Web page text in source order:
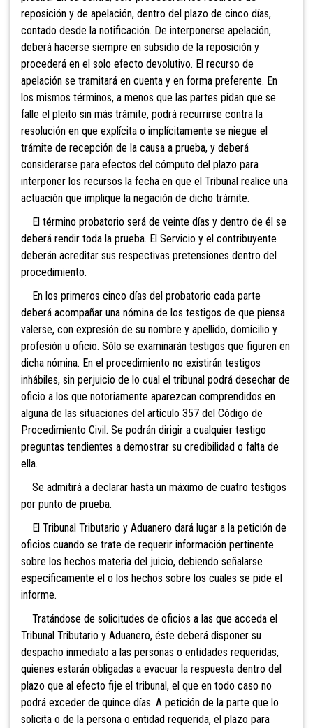
reposición y de apelación, dentro del plazo de cinco días,
contado desde la notificación. De interponerse apelación,
deberá hacerse siempre en subsidio de la reposición y
procederá en el solo efecto devolutivo. El recurso de
apelación se tramitará en cuenta y en forma preferente. En
los mismos términos, a menos que las partes pidan que se
falle el pleito sin más trámite, podrá recurrirse contra la
resolución en que explícita o implícitamente se niegue el
trámite de recepción de la causa a prueba, y deberá
considerarse para efectos del cómputo del plazo para
interponer los recursos la fecha en que el Tribunal realice una
actuación que implique la negación de dicho trámite.
El término probatorio será de veinte días y dentro de él se
deberá rendir toda la prueba. El Servicio y el contribuyente
deberán acreditar sus respectivas pretensiones dentro del
procedimiento.
En los primeros cinco días del probatorio cada parte
deberá acompañar una nómina de los testigos de que piensa
valerse, con expresión de su nombre y apellido, domicilio y
profesión u oficio. Sólo se examinarán testigos que figuren en
dicha nómina. En el procedimiento no existirán testigos
inhábiles, sin perjuicio de lo cual el tribunal podrá desechar de
oficio a los que notoriamente aparezcan comprendidos en
alguna de las situaciones del artículo 357 del Código de
Procedimiento Civil. Se podrán dirigir a cualquier testigo
preguntas tendientes a demostrar su credibilidad o falta de
ella.
Se admitirá a declarar hasta un máximo de cuatro testigos
por punto de prueba.
El Tribunal Tributario y Aduanero dará lugar a la petición de
oficios cuando se trate de requerir información pertinente
sobre los hechos materia del juicio, debiendo señalarse
específicamente el o los hechos sobre los cuales se pide el
informe.
Tratándose de solicitudes de oficios a las que acceda el
Tribunal Tributario y Aduanero, éste deberá disponer su
despacho inmediato a las personas o entidades requeridas,
quienes estarán obligadas a evacuar la respuesta dentro del
plazo que al efecto fije el tribunal, el que en todo caso no
podrá exceder de quince días. A petición de la parte que lo
solicita o de la persona o entidad requerida, el plazo para